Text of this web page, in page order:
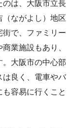
のは、大阪市立長
ながよし）地区
街で、ファミリー
業施設もあり、
大阪市の中心部
は良く、電車やバ
容易に行くこと